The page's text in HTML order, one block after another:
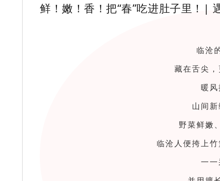
鲜！嫩！香！把“春”吃进肚子里！|
临沧
藏在舌尖
暖
山间
野菜鲜嫩
临沧人便挎上
一